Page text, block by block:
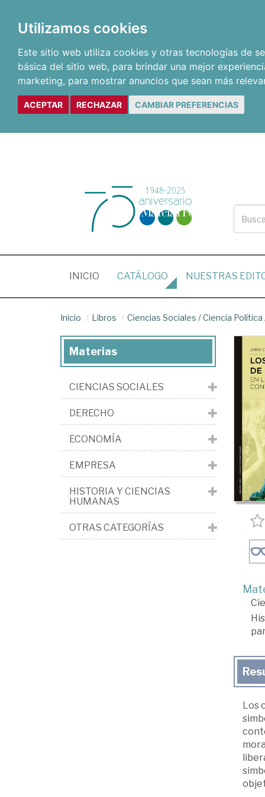
Utilizamos cookies
Este sitio web utiliza cookies y otras tecnologías de
básica del sitio web, para brindar una mejor
marketing, para mostrar anuncios que sean más
ACEPTAR RECHAZAR CAMBIAR PREFERENCIAS
INICIO (CURRENT)
CATÁLOGO NUESTRAS
Inicio Libros Ciencias Sociales /Ciencia Política
Los
Materias
CIENCIAS SOCIALES
DERECHO
ECONOMÍA
EMPRESA
HISTORIA Y CIENCIAS
HUMANAS
OTRAS CATEGORÍAS